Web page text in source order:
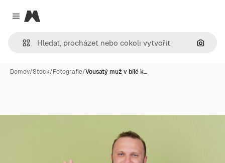
Close menu
Magnific
Hledat
Domov/Stock/Fotografie/Vousatý muž v bílé k…